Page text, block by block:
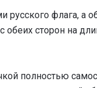
флага, а
сторон на
полностью